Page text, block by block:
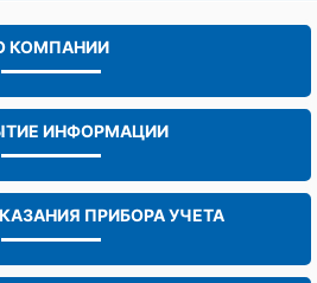
КОМПАНИИ
ИНФОРМАЦИИ
ПРИБОРА УЧЕТА